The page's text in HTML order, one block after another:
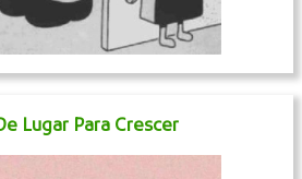
Lugar Para Crescer